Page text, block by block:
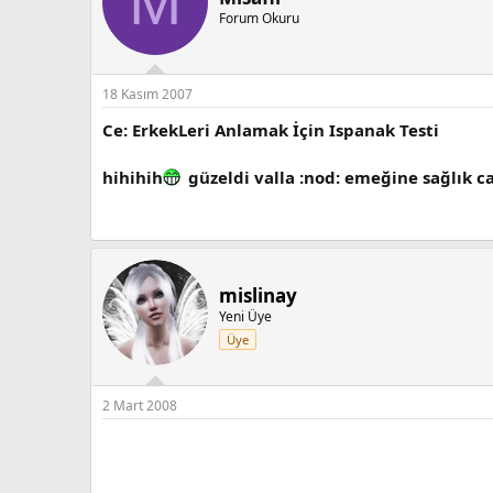
Forum Okuru
18 Kasım 2007
Ce: ErkekLeri Anlamak İçin Ispanak Testi
hihihih güzeldi valla :nod: emeğine sağlık
mislinay
Yeni Üye
Üye
2 Mart 2008